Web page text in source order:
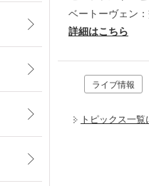
ベートーヴェン
詳細はこちら
ライブ情報
トピックス一覧